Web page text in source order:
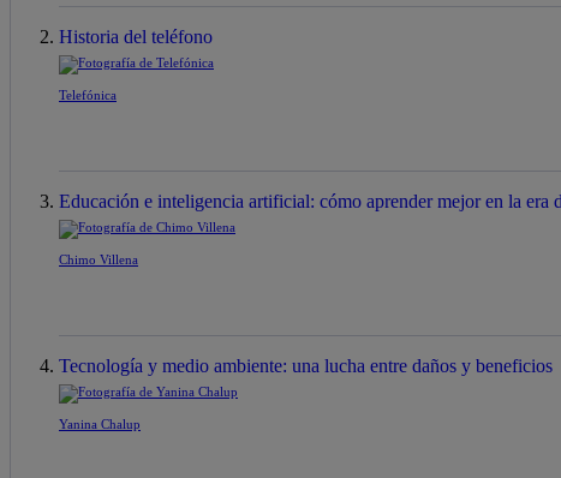
Historia del teléfono
Telefónica
Educación e inteligencia artificial: cómo aprender mejor en la era
Chimo Villena
Tecnología y medio ambiente: una lucha entre daños y beneficios
Yanina Chalup